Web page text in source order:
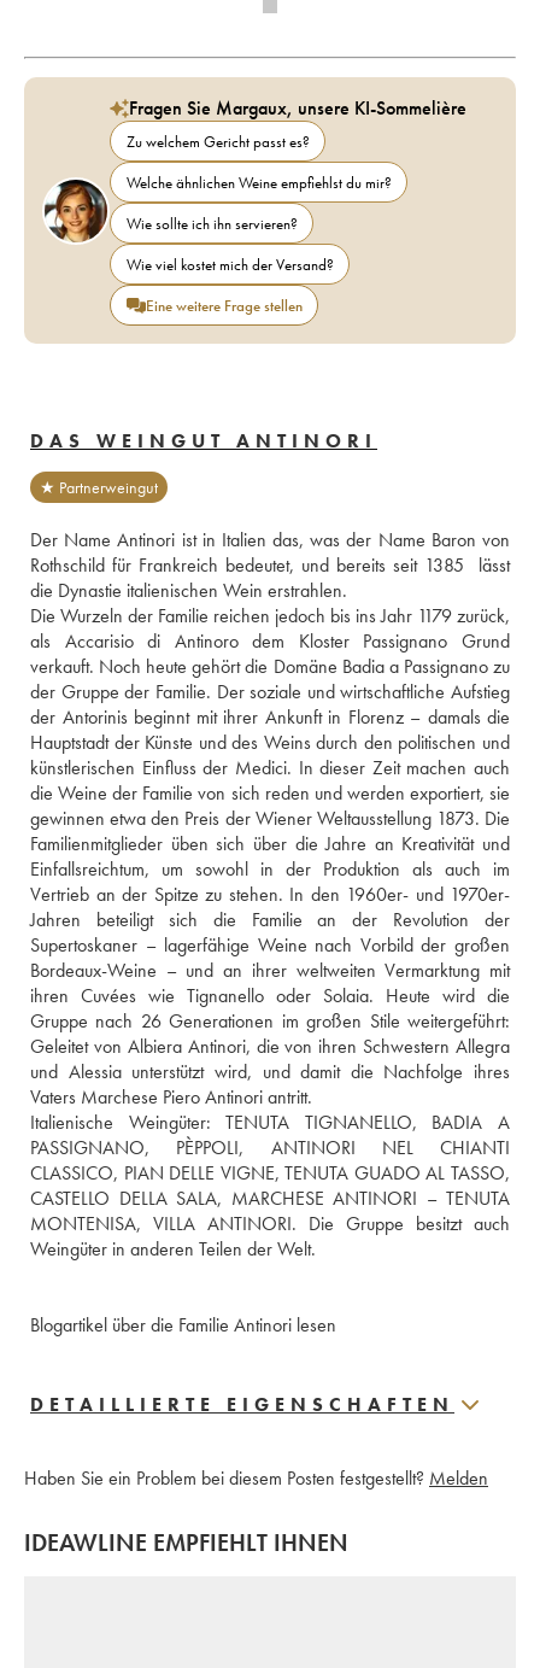
Fragen Sie Margaux, unsere KI-Sommelière
Zu welchem Gericht passt es?
Welche ähnlichen Weine empfiehlst du mir?
Wie sollte ich ihn servieren?
Wie viel kostet mich der Versand?
Eine weitere Frage stellen
DAS WEINGUT ANTINORI
★ Partnerweingut
Der Name Antinori ist in Italien das, was der Name Baron von
Rothschild für Frankreich bedeutet, und bereits seit 1385  lässt
die Dynastie italienischen Wein erstrahlen.
Die Wurzeln der Familie reichen jedoch bis ins Jahr 1179 zurück,
als Accarisio di Antinoro dem Kloster Passignano Grund
verkauft. Noch heute gehört die Domäne Badia a Passignano zu
der Gruppe der Familie. Der soziale und wirtschaftliche Aufstieg
der Antorinis beginnt mit ihrer Ankunft in Florenz – damals die
Hauptstadt der Künste und des Weins durch den politischen und
künstlerischen Einfluss der Medici. In dieser Zeit machen auch
die Weine der Familie von sich reden und werden exportiert, sie
gewinnen etwa den Preis der Wiener Weltausstellung 1873. Die
Familienmitglieder üben sich über die Jahre an Kreativität und
Einfallsreichtum, um sowohl in der Produktion als auch im
Vertrieb an der Spitze zu stehen. In den 1960er- und 1970er-
Jahren beteiligt sich die Familie an der Revolution der
Supertoskaner – lagerfähige Weine nach Vorbild der großen
Bordeaux-Weine – und an ihrer weltweiten Vermarktung mit
ihren Cuvées wie Tignanello oder Solaia. Heute wird die
Gruppe nach 26 Generationen im großen Stile weitergeführt:
Geleitet von Albiera Antinori, die von ihren Schwestern Allegra
und Alessia unterstützt wird, und damit die Nachfolge ihres
Vaters Marchese Piero Antinori antritt.
Italienische Weingüter: TENUTA TIGNANELLO, BADIA A
PASSIGNANO, PÈPPOLI, ANTINORI NEL CHIANTI
CLASSICO, PIAN DELLE VIGNE, TENUTA GUADO AL TASSO,
CASTELLO DELLA SALA, MARCHESE ANTINORI – TENUTA
MONTENISA, VILLA ANTINORI. Die Gruppe besitzt auch
Weingüter in anderen Teilen der Welt.
Blogartikel über die Familie Antinori lesen
DETAILLIERTE EIGENSCHAFTEN
Haben Sie ein Problem bei diesem Posten festgestellt? Melden
IDEAWLINE EMPFIEHLT IHNEN